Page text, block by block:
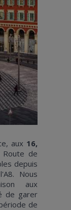
aux 16,
Route de
depuis
Nous
aux
de garer
de